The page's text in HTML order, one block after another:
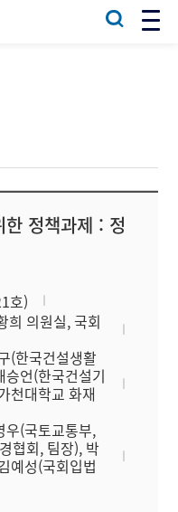
정책과제 : 정
호)
희 의원실, 국회
(한국건설생활
언(한국건설기
천대학교 화재
우(국토교통부,
협회, 팀장), 박
예성(국회입법